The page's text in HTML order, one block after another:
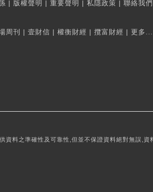
| 版權聲明 | 重要聲明 | 私隱政策 | 聯絡我們
周刊 | 壹財信 | 權衡財經 | 攬富財經 | 更多...
料之準確性及可靠性,但並不保證資料絕對無誤,資